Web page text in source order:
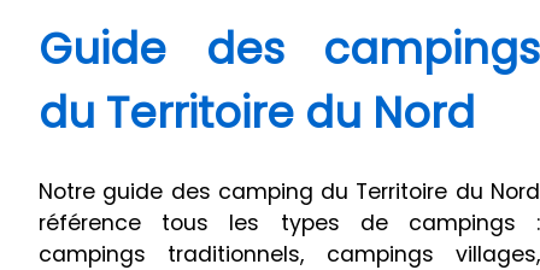
Guide des campings
du Territoire du Nord
Notre guide des camping du Territoire du Nord
référence tous les types de campings :
campings traditionnels, campings villages,